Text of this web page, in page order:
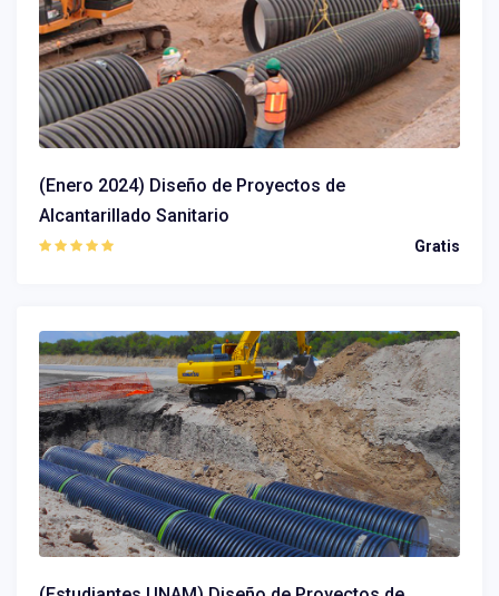
(Enero 2024) Diseño de Proyectos de
Alcantarillado Sanitario
Gratis